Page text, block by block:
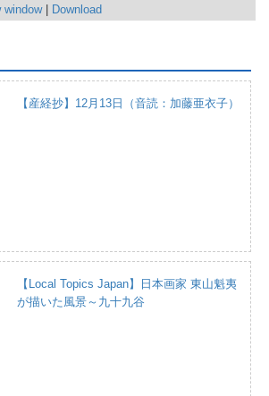
window| Download
【産経抄】12月13日（音読：加藤亜衣子）
【Local Topics Japan】日本画家 東山魁夷
が描いた風景～九十九谷